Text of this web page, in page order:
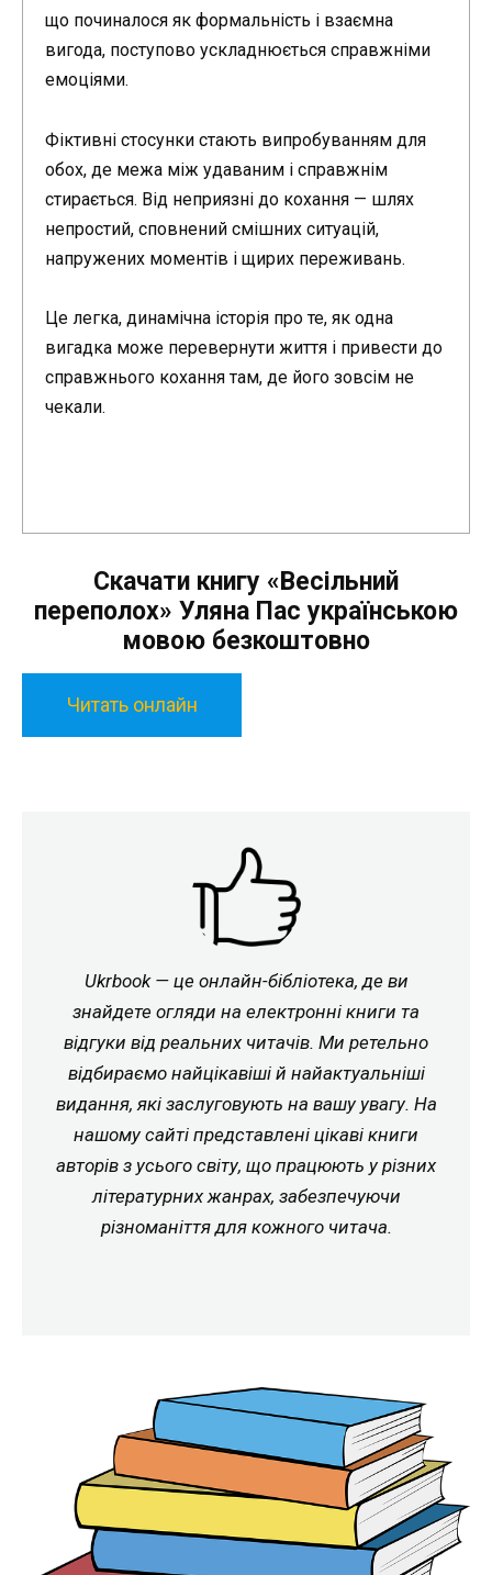
що починалося як формальність і взаємна
вигода, поступово ускладнюється справжніми
емоціями.
Фіктивні стосунки стають випробуванням для
обох, де межа між удаваним і справжнім
стирається. Від неприязні до кохання — шлях
непростий, сповнений смішних ситуацій,
напружених моментів і щирих переживань.
Це легка, динамічна історія про те, як одна
вигадка може перевернути життя і привести до
справжнього кохання там, де його зовсім не
чекали.
Скачати книгу «Весільний
переполох» Уляна Пас українською
мовою безкоштовно
Читать онлайн
Ukrbook — це онлайн-бібліотека, де ви
знайдете огляди на електронні книги та
відгуки від реальних читачів. Ми ретельно
відбираємо найцікавіші й найактуальніші
видання, які заслуговують на вашу увагу. На
нашому сайті представлені цікаві книги
авторів з усього світу, що працюють у різних
літературних жанрах, забезпечуючи
різноманіття для кожного читача.